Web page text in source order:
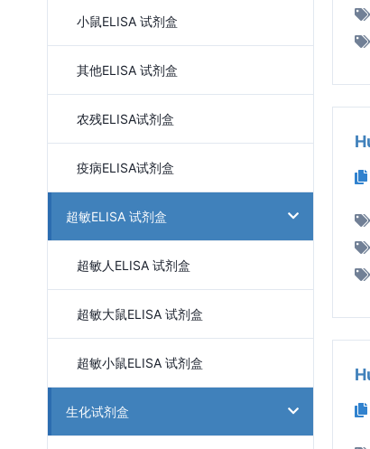
小鼠ELISA 试剂盒
其他ELISA 试剂盒
农残ELISA试剂盒
疫病ELISA试剂盒
超敏ELISA 试剂盒
超敏人ELISA 试剂盒
超敏大鼠ELISA 试剂盒
超敏小鼠ELISA 试剂盒
生化试剂盒